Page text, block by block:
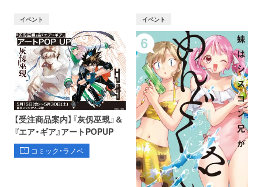
イベント
【受注商品案内】『灰仭巫覡』＆
『エア・ギア』アートPOPUP
コミック・ラノベ
イベント